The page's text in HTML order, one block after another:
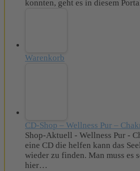
konnten, geht es in diesem
Warenkorb
CD-Shop – Wellness Pur –
Shop-Aktuell - Wellness Pur -
eine CD die helfen kann das
wieder zu finden. Man muss es
hier…